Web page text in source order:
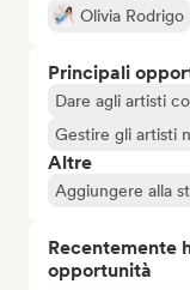
Olivia Rodrigo
Principali
Dare agli artisti
Gestire gli artisti
Altre
Aggiungere alla
Recentemente
opportunità